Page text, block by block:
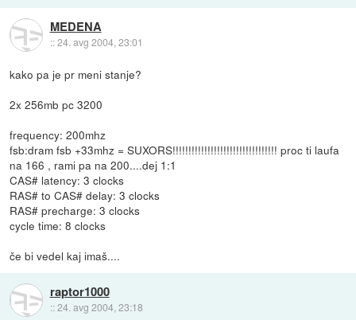
MEDENA
::24. avg 2004, 23:01
kako pa je pr meni stanje?
2x 256mb pc 3200
frequency: 200mhz
fsb:dram fsb +33mhz = SUXORS!!!!!!!!!!!!!!!!!!!!!!!!!!!!!!!!! proc ti laufa
na 166 , rami pa na 200....dej 1:1
CAS# latency: 3 clocks
RAS# to CAS# delay: 3 clocks
RAS# precharge: 3 clocks
cycle time: 8 clocks
če bi vedel kaj imaš....
raptor1000
::24. avg 2004, 23:18